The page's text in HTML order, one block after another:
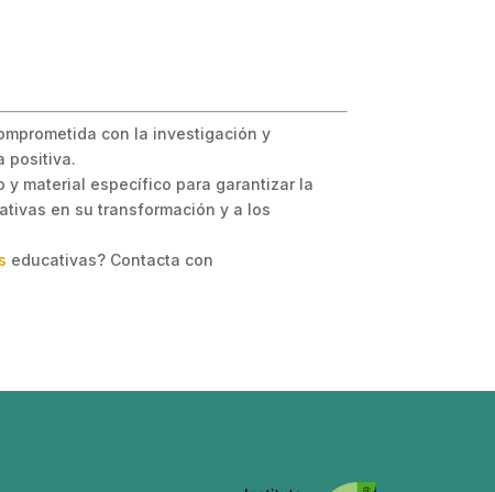
con la investigación y
positiva.
y material específico para garantizar la
en su transformación y a los
educativas? Contacta con